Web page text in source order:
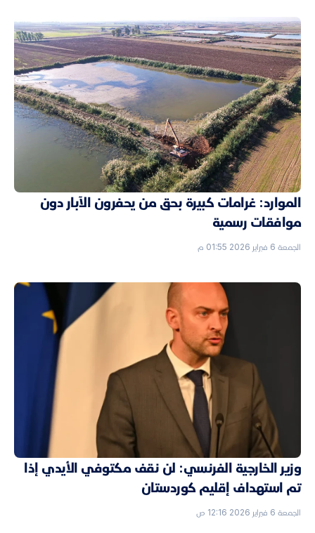
الموارد: غرامات كبيرة بحق من يحفرون الآبار دون
موافقات رسمية
الجمعة 6 فبراير 2026 01:55 م
وزير الخارجية الفرنسي: لن نقف مكتوفي الأيدي إذا
تم استهداف إقليم كوردستان
الجمعة 6 فبراير 2026 12:16 ص